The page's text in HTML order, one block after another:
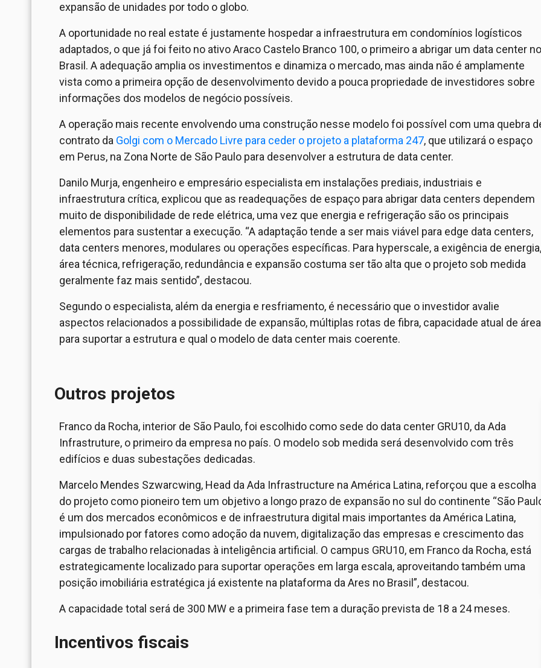
expansão de unidades por todo o globo.
A oportunidade no real estate é justamente hospedar a infraestrutura em condomínios logísticos
adaptados, o que já foi feito no ativo Araco Castelo Branco 100, o primeiro a abrigar um data center no
Brasil. A adequação amplia os investimentos e dinamiza o mercado, mas ainda não é amplamente
vista como a primeira opção de desenvolvimento devido a pouca propriedade de investidores sobre
informações dos modelos de negócio possíveis.
A operação mais recente envolvendo uma construção nesse modelo foi possível com uma quebra
contrato da Golgi com o Mercado Livre para ceder o projeto a plataforma 247, que utilizará o espaço
em Perus, na Zona Norte de São Paulo para desenvolver a estrutura de data center.
Danilo Murja, engenheiro e empresário especialista em instalações prediais, industriais e
infraestrutura crítica, explicou que as readequações de espaço para abrigar data centers dependem
muito de disponibilidade de rede elétrica, uma vez que energia e refrigeração são os principais
elementos para sustentar a execução. “A adaptação tende a ser mais viável para edge data centers,
data centers menores, modulares ou operações específicas. Para hyperscale, a exigência de energia,
área técnica, refrigeração, redundância e expansão costuma ser tão alta que o projeto sob medida
geralmente faz mais sentido”, destacou.
Segundo o especialista, além da energia e resfriamento, é necessário que o investidor avalie
aspectos relacionados a possibilidade de expansão, múltiplas rotas de fibra, capacidade atual de área
para suportar a estrutura e qual o modelo de data center mais coerente.
Outros projetos
Franco da Rocha, interior de São Paulo, foi escolhido como sede do data center GRU10, da Ada
Infrastruture, o primeiro da empresa no país. O modelo sob medida será desenvolvido com três
edifícios e duas subestações dedicadas.
Marcelo Mendes Szwarcwing, Head da Ada Infrastructure na América Latina, reforçou que a escolha
do projeto como pioneiro tem um objetivo a longo prazo de expansão no sul do continente “São
é um dos mercados econômicos e de infraestrutura digital mais importantes da América Latina,
impulsionado por fatores como adoção da nuvem, digitalização das empresas e crescimento das
cargas de trabalho relacionadas à inteligência artificial. O campus GRU10, em Franco da Rocha, está
estrategicamente localizado para suportar operações em larga escala, aproveitando também uma
posição imobiliária estratégica já existente na plataforma da Ares no Brasil”, destacou.
A capacidade total será de 300 MW e a primeira fase tem a duração prevista de 18 a 24 meses.
Incentivos fiscais